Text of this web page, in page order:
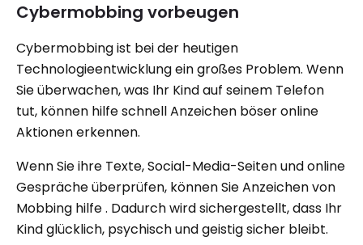
Cybermobbing vorbeugen
Cybermobbing ist bei der heutigen
Technologieentwicklung ein großes Problem. Wenn
Sie überwachen, was Ihr Kind auf seinem Telefon
tut, können hilfe schnell Anzeichen böser online
Aktionen erkennen.
Wenn Sie ihre Texte, Social-Media-Seiten und online
Gespräche überprüfen, können Sie Anzeichen von
Mobbing hilfe . Dadurch wird sichergestellt, dass Ihr
Kind glücklich, psychisch und geistig sicher bleibt.